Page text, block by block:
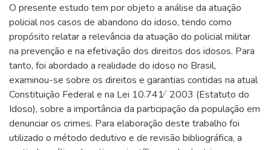
O presente estudo tem por objeto a análise da atuação
policial nos casos de abandono do idoso, tendo como
propósito relatar a relevância da atuação do policial militar
na prevenção e na efetivação dos direitos dos idosos. Para
tanto, foi abordado a realidade do idoso no Brasil,
examinou-se sobre os direitos e garantias contidas na atual
Constituição Federal e na Lei 10.741 ̸ 2003 (Estatuto do
Idoso), sobre a importância da participação da população em
denunciar os crimes. Para elaboração deste trabalho foi
utilizado o método dedutivo e de revisão bibliográfica, a